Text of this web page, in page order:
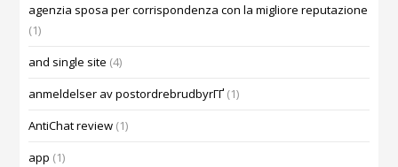
agenzia sposa per corrispondenza con la migliore reputazione
(1)
and single site (4)
anmeldelser av postordrebrudbyrГҐ (1)
AntiChat review (1)
app (1)